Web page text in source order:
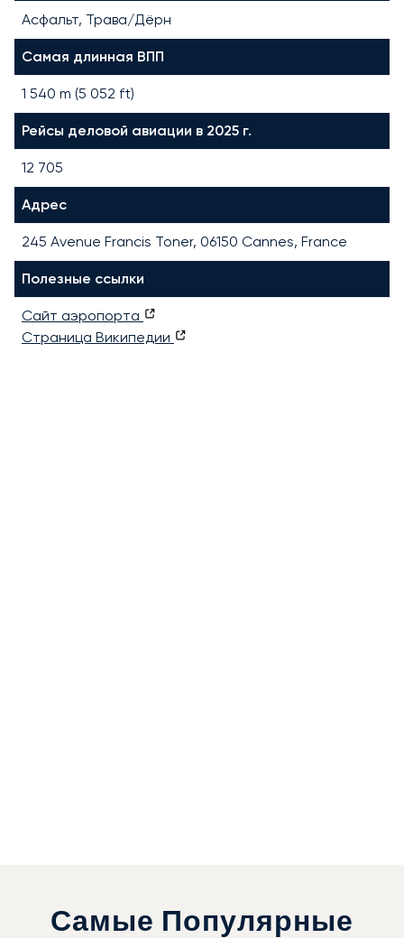
Асфальт, Трава/Дёрн
Самая длинная ВПП
1 540 m (5 052 ft)
Рейсы деловой авиации в 2025 г.
12 705
Адрес
245 Avenue Francis Toner, 06150 Cannes, France
Полезные ссылки
Сайт аэропорта
Страница Википедии
Самые Популярные